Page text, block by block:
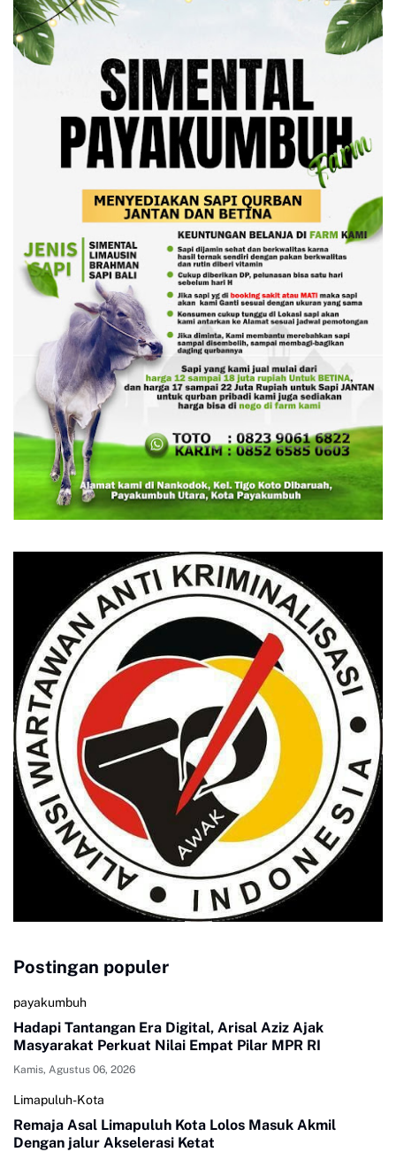
Postingan populer
payakumbuh
Hadapi Tantangan Era Digital, Arisal Aziz Ajak
Masyarakat Perkuat Nilai Empat Pilar MPR RI
Kamis, Agustus 06, 2026
Limapuluh-Kota
Remaja Asal Limapuluh Kota Lolos Masuk Akmil
Dengan jalur Akselerasi Ketat